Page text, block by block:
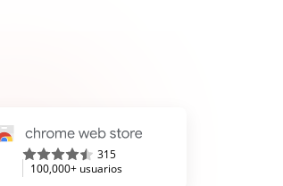
315
100,000+ usuarios